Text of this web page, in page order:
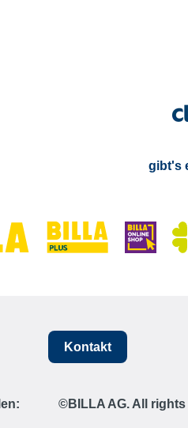
gibt's
Kontakt
©BILLA AG. All